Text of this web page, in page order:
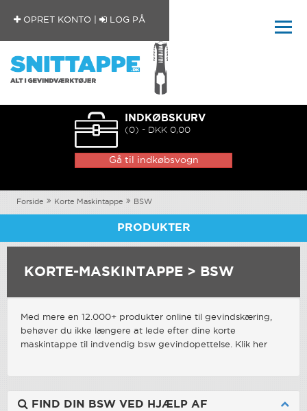
OPRET KONTO LOG PÅ
INDKØBSKURV
(0) - DKK 0,00
Gå til indkøbsvogn
Forside Korte Maskintappe BSW
PRODUKTER
KORTE-MASKINTAPPE > BSW
Med mere en 12.000+ produkter online til gevindskæring,
behøver du ikke længere at lede efter dine korte
maskintappe til indvendig bsw gevindopettelse. Klik her
FIND DIN BSW VED HJÆLP AF